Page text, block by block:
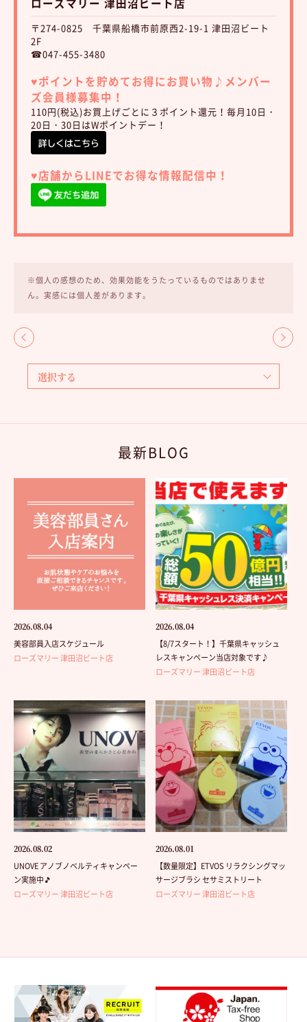
〒274-0825 千葉県船橋市前原西2-19-1 津田沼ビート
2F
☎047-455-3480
♥︎ポイントを貯めてお得にお買い物♪ メンバー
ズ会員様募集中！
110円(税込)お買上げごとに３ポイント還元！毎月10日・
20日・30日はWポイントデー！
♥︎店舗からLINEでお得な情報配信中！
※個人の感想のため、効果効能をうたっているものではありませ
ん。実感には個人差があります。
最新BLOG
2026.08.04
美容部員入店スケジュール
ローズマリー 津田沼ビート店
2026.08.04
【8/7スタート！】千葉県キャッシュ
レスキャンペーン当店対象です♪
ローズマリー 津田沼ビート店
2026.08.02
UNOVE アノブノベルティキャンペー
ン実施中🎵
ローズマリー 津田沼ビート店
2026.08.01
【数量限定】ETVOS リラクシングマッ
サージブラシ セサミストリート
ローズマリー 津田沼ビート店